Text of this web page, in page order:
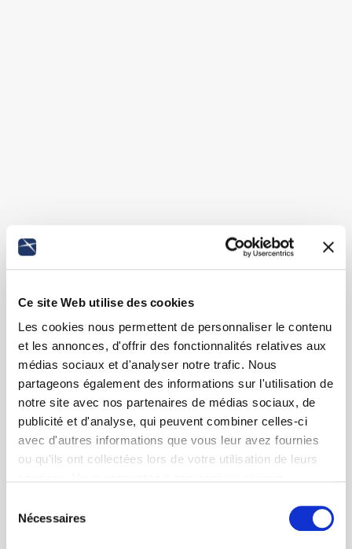
Ce site Web utilise des cookies
Les cookies nous permettent de personnaliser le contenu
et les annonces, d'offrir des fonctionnalités relatives aux
médias sociaux et d'analyser notre trafic. Nous
partageons également des informations sur l'utilisation de
notre site avec nos partenaires de médias sociaux, de
publicité et d'analyse, qui peuvent combiner celles-ci
avec d'autres informations que vous leur avez fournies
ou qu'ils ont collectées lors de votre utilisation de leurs
Nécessaires